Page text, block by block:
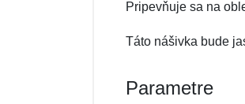
Pripevňuje sa na
Táto nášivka bude
Parametre